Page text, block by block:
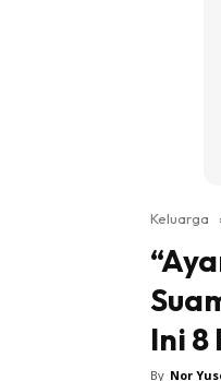
Keluarga
Ini 8
By Nor